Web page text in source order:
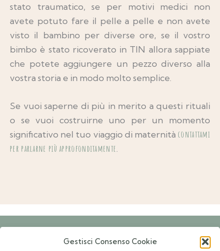
Gestisci Consenso Cookie
stato traumatico, se per motivi medici non
avete potuto fare il pelle a pelle e non avete
visto il bambino per diverse ore, se il vostro
bimbo è stato ricoverato in TIN allora sappiate
che potete aggiungere un pezzo diverso alla
vostra storia e in modo molto semplice.
Se vuoi saperne di più in merito a questi rituali
o se vuoi costruirne uno per un momento
significativo nel tuo viaggio di maternità contattami
per parlarne più approfonditamente.